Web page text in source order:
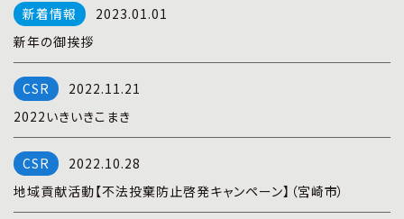
2023.01.01
新年の御挨拶
2022.11.21
2022いきいきこまき
2022.10.28
地域貢献活動【不法投棄防止啓発キャンペーン】（宮崎市）